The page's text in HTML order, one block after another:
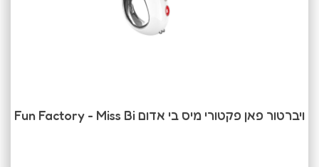
ויברטור פאן פקטורי מיס בי אדום Fun Factory - Miss Bi